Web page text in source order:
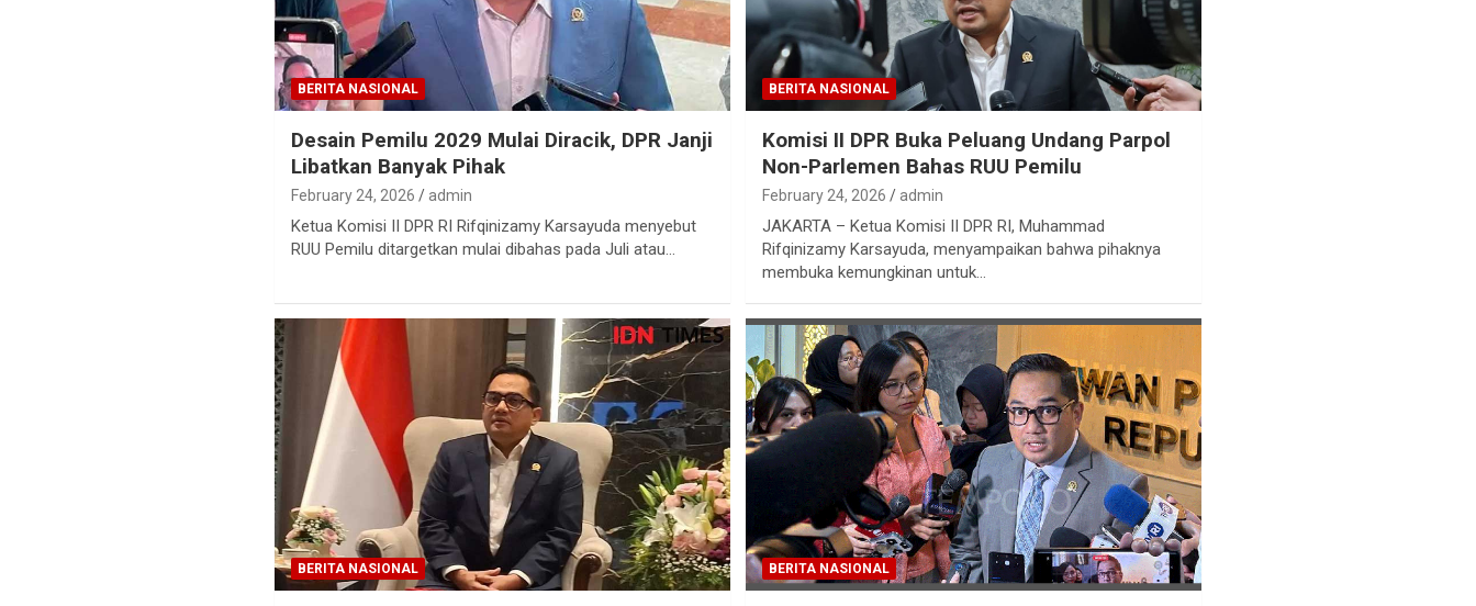
BERITA NASIONAL
Desain Pemilu 2029 Mulai Diracik, DPR Janji
Libatkan Banyak Pihak
February 24, 2026 admin
Ketua Komisi II DPR RI Rifqinizamy Karsayuda menyebut
RUU Pemilu ditargetkan mulai dibahas pada Juli atau…
BERITA NASIONAL
Komisi II DPR Buka Peluang Undang Parpol
Non-Parlemen Bahas RUU Pemilu
February 24, 2026 admin
JAKARTA – Ketua Komisi II DPR RI, Muhammad
Rifqinizamy Karsayuda, menyampaikan bahwa pihaknya
membuka kemungkinan untuk…
BERITA NASIONAL BERITA NASIONAL